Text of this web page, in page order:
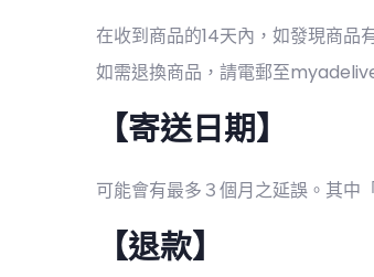
在收到商品的14天內，如發現商品
如需退換商品，請電郵至
【寄送日期】
可能會有最多３個月之延誤。其中
【退款】